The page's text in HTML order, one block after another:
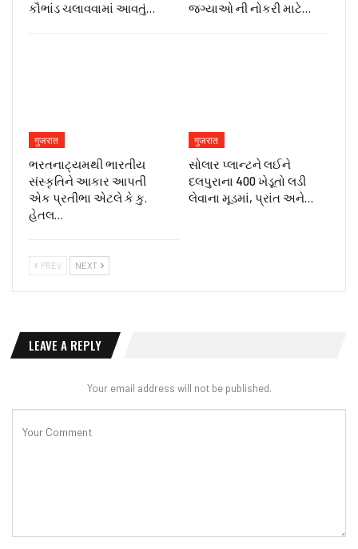
કૌભાંડ ચલાવવામાં આવતું…
જગ્યાઓ ની નોકરી માટે…
गुजरात
ભરતનાટ્યમથી ભારતીય
સંસ્કૃતિને આકાર આપતી
એક પ્રતીભા એટલે કે‌ કુ.
હેતલ…
गुजरात
સોલાર પ્લાન્ટને લઈને
દલપુરાના 400 ખેડૂતો લડી
લેવાના મૂડમાં, પ્રાંત અને…
PREV NEXT
LEAVE A REPLY
Your email address will not be published.